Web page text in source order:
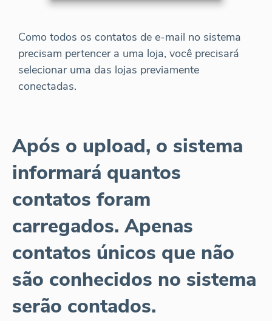
Como todos os contatos de e-mail no sistema
precisam pertencer a uma loja, você precisará
selecionar uma das lojas previamente
conectadas.
Após o upload, o sistema
informará quantos
contatos foram
carregados. Apenas
contatos únicos que não
são conhecidos no sistema
serão contados.